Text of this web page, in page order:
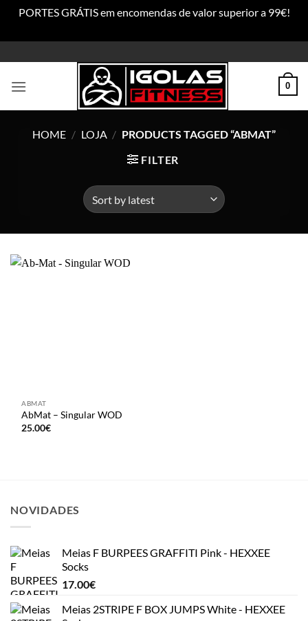
PORTES GRÁTIS em encomendas de valor superior a 99€!
to
content
0
HOME / LOJA / PRODUCTS TAGGED “ABMAT”
FILTER
ABMAT
AbMat – Singular WOD
25.00€
NOVIDADES
Meias F BURPEES GRAFFITI Pink - HEXXEE
Socks
17.00€
Meias 2STRIPE F BOX JUMPS White - HEXXEE